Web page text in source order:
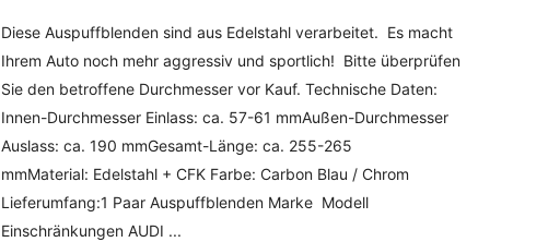
Diese Auspuffblenden sind aus Edelstahl verarbeitet. Es macht
Ihrem Auto noch mehr aggressiv und sportlich! Bitte überprüfen
Sie den betroffene Durchmesser vor Kauf. Technische Daten:
Innen-Durchmesser Einlass: ca. 57-61 mmAußen-Durchmesser
Auslass: ca. 190 mmGesamt-Länge: ca. 255-265
mmMaterial: Edelstahl + CFK Farbe: Carbon Blau / Chrom
Lieferumfang:1 Paar Auspuffblenden Marke Modell
Einschränkungen AUDI ...